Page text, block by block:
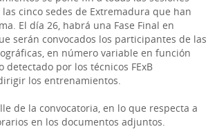
cinco sedes de Extremadura que han
El día 26, habrá una Fase Final en
serán convocados los participantes de las
en número variable en función
detectado por los técnicos FExB
los entrenamientos.
de la convocatoria, en lo que respecta a
en los documentos adjuntos.